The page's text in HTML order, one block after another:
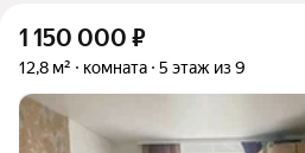
1 150 000 ₽
12,8 м² комната 5 этаж из 9